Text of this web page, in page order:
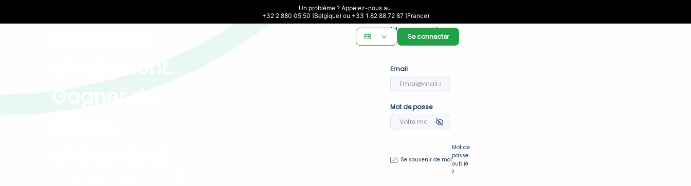
Un problème ? Appelez-nous au
+32 2 880 05 50 (Belgique) ou +33 1 82 88 72 87 (France)
simplement.
Gagner du
FR Se connecter
Me connecter
à BePark
Email
Mot de passe
Se souvenir de moi
Mot de
passe
oublié
?